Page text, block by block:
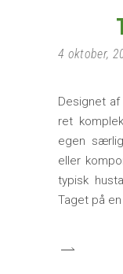
4 oktober,
Designet
ret
egen
eller
typisk
Taget på